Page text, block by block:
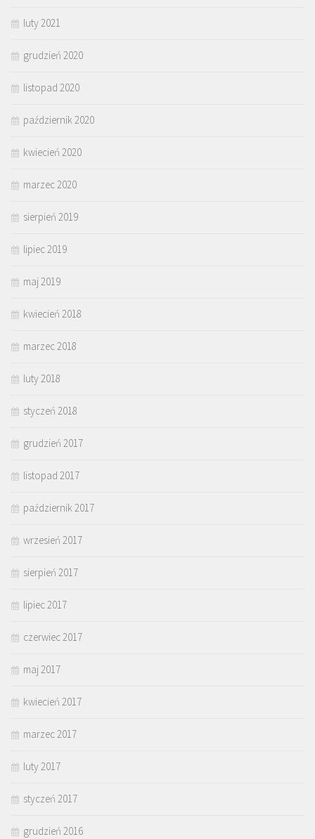
luty 2021
grudzień 2020
listopad 2020
październik 2020
kwiecień 2020
marzec 2020
sierpień 2019
lipiec 2019
maj 2019
kwiecień 2018
marzec 2018
luty 2018
styczeń 2018
grudzień 2017
listopad 2017
październik 2017
wrzesień 2017
sierpień 2017
lipiec 2017
czerwiec 2017
maj 2017
kwiecień 2017
marzec 2017
luty 2017
styczeń 2017
grudzień 2016